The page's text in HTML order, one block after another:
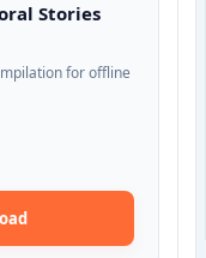
Stories
for offline